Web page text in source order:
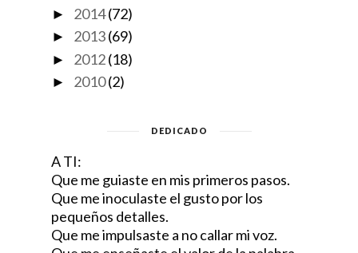
► 2014(72)
► 2013(69)
► 2012(18)
► 2010(2)
DEDICADO
A TI:
Que me guiaste en mis primeros pasos.
Que me inoculaste el gusto por los
pequeños detalles.
Que me impulsaste a no callar mi voz.